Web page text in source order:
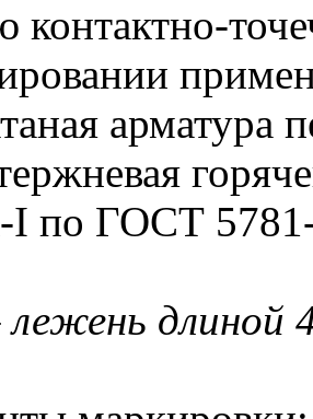
арматура
I по ГОСТ
лежень длиной